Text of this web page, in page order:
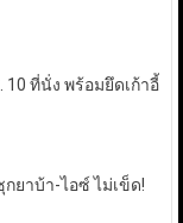
10 ที่นั่ง พร้อมยึดเก้าอี้
ยาบ้า-ไอซ์ ไม่เข็ด!